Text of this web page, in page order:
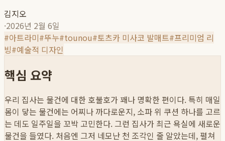
김지오
·2026년 2월 6일
#아트라미#뚜누#tounou#토츠카 미사코 발매트#프리미엄 리
빙#예술적 디자인
핵심 요약
우리 집사는 물건에 대한 호불호가 꽤나 명확한 편이다. 특히 매일
몸이 닿는 물건에는 어찌나 까다로운지, 소파 위 쿠션 하나를 고르
는 데도 일주일을 꼬박 고민한다. 그런 집사가 최근 욕실에 새로운
물건을 들였다. 처음엔 그저 네모난 천 조각인 줄 알았는데, 펼쳐